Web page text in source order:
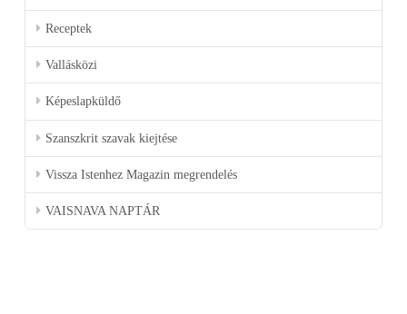
Receptek
Vallásközi
Képeslapküldő
Szanszkrit szavak kiejtése
Vissza Istenhez Magazin megrendelés
VAISNAVA NAPTÁR